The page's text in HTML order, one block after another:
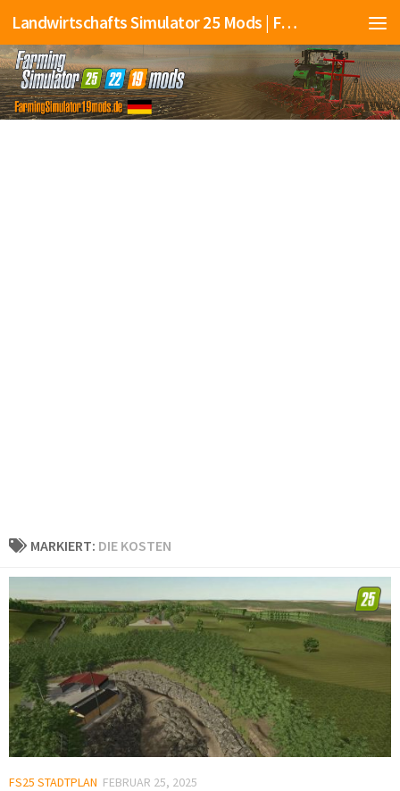
Landwirtschafts Simulator 25 Mods | Farming Simulator 25 Mods | FS25 Mods
MARKIERT: DIE KOSTEN
FS25 STADTPLAN FEBRUAR 25, 2025